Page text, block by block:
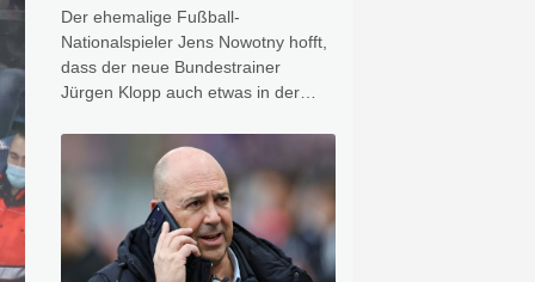
Der ehemalige Fußball-
Nationalspieler Jens Nowotny hofft,
dass der neue Bundestrainer
Jürgen Klopp auch etwas in der
auch nur vereinzelt. "Ich denke,
dass Jürgen aufgrund seiner
Vergangenheit und wie er in
Dortmund mit Hannes Wolf
zusammengearbeitet hat, auf jeden
Fall interessiert ist", sagte Nowotny,